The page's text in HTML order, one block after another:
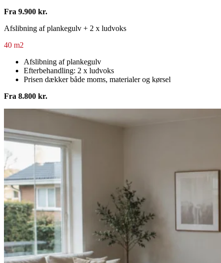
Fra 9.900 kr.
Afslibning af plankegulv + 2 x ludvoks
40 m2
Afslibning af plankegulv
Efterbehandling: 2 x ludvoks
Prisen dækker både moms, materialer og kørsel
Fra 8.800 kr.